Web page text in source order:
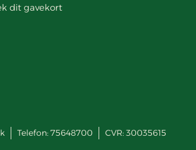
dit gavekort
Telefon: 75648700 CVR: 30035615